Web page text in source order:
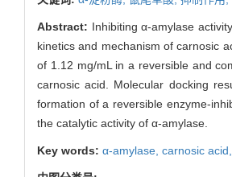
Abstract: Inhibiting α-amylase
kinetics and mechanism of carnosic
of 1.12 mg/mL in a reversible and
carnosic acid. Molecular docking
formation of a reversible enzyme-
the catalytic activity of α-amylase.
Key words: α-amylase, carnosic acid,